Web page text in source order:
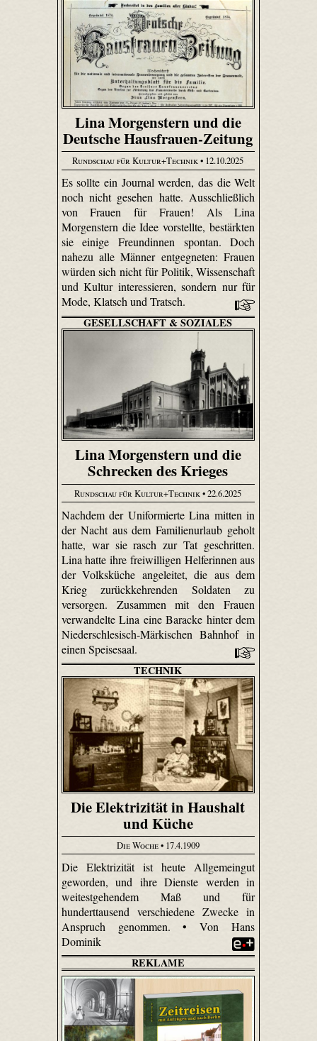
Lina Morgenstern und die
Deutsche Hausfrauen-Zeitung
Rundschau für Kultur+Technik• 12.10.2025
Es sollte ein Journal werden, das die Welt
noch nicht gesehen hatte. Ausschließlich
von Frauen für Frauen! Als Lina
Morgenstern die Idee vorstellte, bestärkten
sie einige Freundinnen spontan. Doch
nahezu alle Männer entgegneten: Frauen
würden sich nicht für Politik, Wissenschaft
und Kultur interessieren, sondern nur für
Mode, Klatsch und Tratsch.
GESELLSCHAFT & SOZIALES
Lina Morgenstern und die
Schrecken des Krieges
Rundschau für Kultur+Technik• 22.6.2025
Nachdem der Uniformierte Lina mitten in
der Nacht aus dem Familienurlaub geholt
hatte, war sie rasch zur Tat geschritten.
Lina hatte ihre freiwilligen Helferinnen aus
der Volksküche angeleitet, die aus dem
Krieg zurückkehrenden Soldaten zu
versorgen. Zusammen mit den Frauen
verwandelte Lina eine Baracke hinter dem
Nieder­schle­sisch-Märki­schen Bahnhof in
einen Speisesaal.
TECHNIK
Die Elektrizität in Haushalt
und Küche
Die Woche• 17.4.1909
Die Elektrizität ist heute Allgemeingut
geworden, und ihre Dienste werden in
weitestgehendem Maß und für
hunderttausend verschiedene Zwecke in
Anspruch genommen. • Von Hans
Dominik
REKLAME